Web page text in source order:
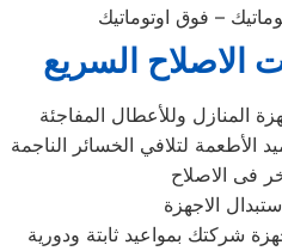
– فوق اوتوماتيك
الاصلاح السريع
المنازل وللأعطال المفاجئة
لتلافي الخسائر الناجمة
فى الاصلاح
الاجهزة
شركتك بمواعيد ثابتة ودورية